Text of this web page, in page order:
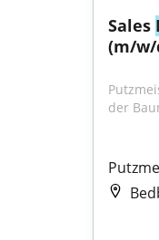
Sales
(m/w/
der